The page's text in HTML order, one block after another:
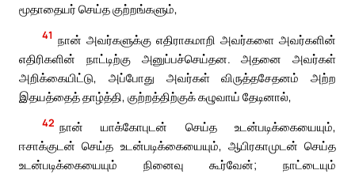
மூதாதையர் செய்த குற்றங்களும்,
41 நான் அவர்களுக்கு எதிராகமாறி அவர்களை அவர்களின்
எதிரிகளின் நாட்டிற்கு அனுப்பச்செய்தன. அதனை அவர்கள்
அறிக்கையிட்டு, அப்போது அவர்கள் விருத்தசேதனம் அற்ற
இதயத்தைத் தாழ்த்தி, குற்றத்திற்குக் கழுவாய் தேடினால்,
42 நான் யாக்கோபுடன் செய்த உடன்படிக்கையையும்,
ஈசாக்குடன் செய்த உடன்படிக்கையையும், ஆபிரகாமுடன் செய்த
உடன்படிக்கையையும் நினைவு கூர்வேன்; நாட்டையும்